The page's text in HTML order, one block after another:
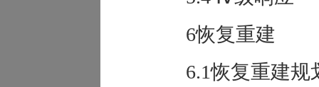
6恢复重建
6.1恢复重建规